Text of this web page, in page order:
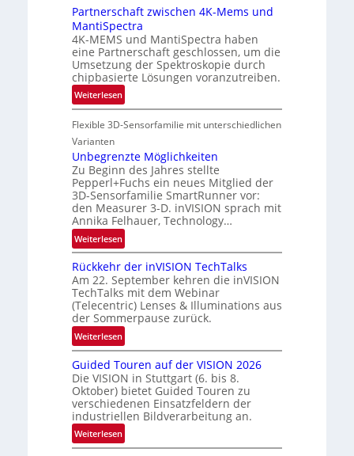
e
i
n
L
u
f
t
-
u
n
d
R
a
u
m
a
h
r
t
t
e
c
h
n
i
k
M
E
A
-
R
e
g
n
Partnerschaft zwischen 4K-Mems und
MantiSpectra
4K-MEMS und MantiSpectra haben
eine Partnerschaft geschlossen, um die
Umsetzung der Spektroskopie durch
chipbasierte Lösungen voranzutreiben.
Weiterlesen:
P
a
t
n
e
r
s
c
h
t
z
w
i
s
c
h
e
n
4
K
Flexible 3D-Sensorfamilie mit unterschiedlichen
Varianten
Unbegrenzte Möglichkeiten
Zu Beginn des Jahres stellte
Pepperl+Fuchs ein neues Mitglied der
3D-Sensorfamilie SmartRunner vor:
den Measurer 3-D. inVISION sprach mit
Annika Felhauer, Technology…
Weiterlesen:
U
n
b
e
g
r
e
z
t
e
M
ö
g
Rückkehr der inVISION TechTalks
Am 22. September kehren die inVISION
TechTalks mit dem Webinar
(Telecentric) Lenses & Illuminations aus
der Sommerpause zurück.
Weiterlesen:
R
ü
c
k
k
e
h
Guided Touren auf der VISION 2026
Die VISION in Stuttgart (6. bis 8.
Oktober) bietet Guided Touren zu
verschiedenen Einsatzfeldern der
industriellen Bildverarbeitung an.
Weiterlesen:
G